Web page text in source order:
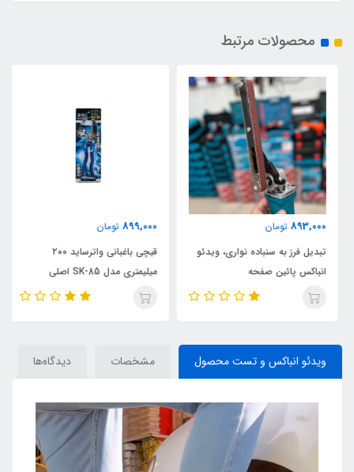
محصولات مرتبط
893,000 تومان
تبدیل فرز به سنباده نواری، ویدئو
انباکس پائین صفحه
899,000 تومان
قیچی باغبانی واترساید ۲۰۰
میلیمتری مدل SK-85 اصلی
ویدئو انباکس و تست محصول مشخصات دیدگاه‌ها